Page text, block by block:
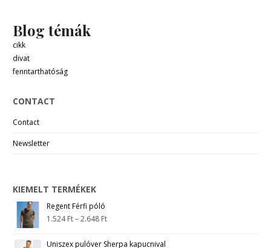
Blog témák
cikk
divat
fenntarthatóság
CONTACT
Contact
Newsletter
KIEMELT TERMÉKEK
Regent Férfi póló
1.524Ft–2.648 Ft
Uniszex pulóver Sherpa kapucnival